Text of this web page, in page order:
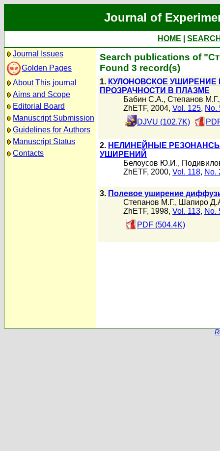
Journal of
HOME
Journal Issues
Golden Pages
About This journal
Aims and Scope
Editorial Board
Manuscript Submission
Guidelines for Authors
Manuscript Status
Contacts
Search publications of
Found 3 record(s)
1. КУЛОНОВСКОЕ
ПРОЗРАЧНОСТИ В ПЛАЗМЕ
Бабин С.А., Степанов М.Г.
ZhETF, 2004, Vol. 125, No.
DJVU (102.7K)
2. НЕЛИНЕЙНЫЕ
УШИРЕНИЙ
Белоусов Ю.И.,
ZhETF, 2000, Vol. 118, No.
3. Полевое уширение
Степанов М.Г., Шапиро
ZhETF, 1998, Vol. 113, No.
PDF (504.4K)